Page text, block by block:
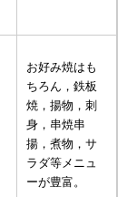
お好み焼はも
ちろん，鉄板
焼，揚物，刺
身，串焼串
揚，煮物，サ
ラダ等メニュ
ーが豊富。